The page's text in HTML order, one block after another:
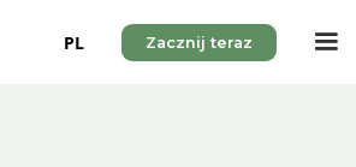
PL Zacznij teraz